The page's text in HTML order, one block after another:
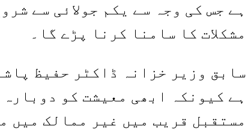
ہے جس کی وجہ سے یکم جولائی سے
مشکلات کا سامنا کرنا پڑے گا۔
سابق وزیر خزانہ ڈاکٹر حفیظ
ہے کیونکہ ابھی معیشت کو
مستقبل قریب میں غیر ممالک میں